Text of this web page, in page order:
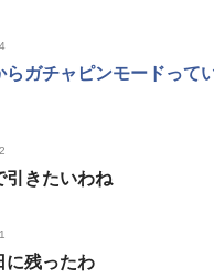
ガチャピンモードって
引きたいわね
に残ったわ